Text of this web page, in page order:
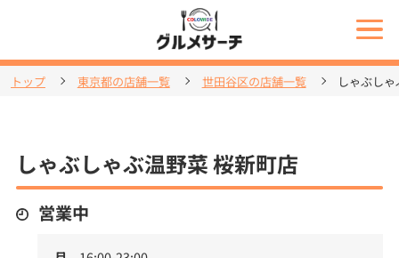
トップ 東京都の店舗一覧 世田谷区の店舗一覧 しゃぶし
しゃぶしゃぶ温野菜 桜新町店
営業中